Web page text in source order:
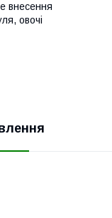
внесення
овочі